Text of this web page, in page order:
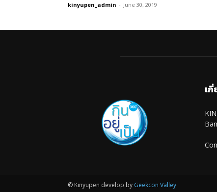
kinyupen_admin - June 30, 2019
เ
© Kinyupen develop by Geekcon Valley